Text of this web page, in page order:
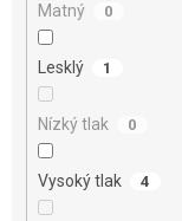
Matný 0
Lesklý 1
Nízký tlak 0
Vysoký tlak 4